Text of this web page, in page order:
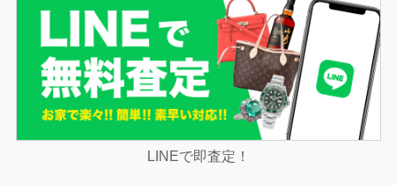
LINEで即査定！